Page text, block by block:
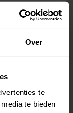
Over
te
te bieden